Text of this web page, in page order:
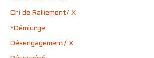
Cri de Ralliement/ X
*Démiurge
Désengagement/ X